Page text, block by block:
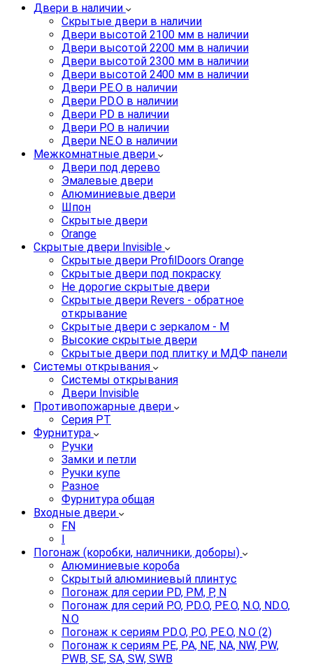
Двери в наличии
Скрытые двери в наличии
Двери высотой 2100 мм в наличии
Двери высотой 2200 мм в наличии
Двери высотой 2300 мм в наличии
Двери высотой 2400 мм в наличии
Двери PE.O в наличии
Двери PD.O в наличии
Двери PD в наличии
Двери P.O в наличии
Двери NE.O в наличии
Межкомнатные двери
Двери под дерево
Эмалевые двери
Алюминиевые двери
Шпон
Скрытые двери
Orange
Скрытые двери Invisible
Скрытые двери ProfilDoors Orange
Скрытые двери под покраску
Не дорогие скрытые двери
Скрытые двери Revers - обратное
открывание
Скрытые двери с зеркалом - M
Высокие скрытые двери
Скрытые двери под плитку и МДФ панели
Системы открывания
Системы открывания
Двери Invisible
Противопожарные двери
Серия PT
Фурнитура
Ручки
Замки и петли
Ручки купе
Разное
Фурнитура общая
Входные двери
FN
I
Погонаж (коробки, наличники, доборы)
Алюминиевые короба
Скрытый алюминиевый плинтус
Погонаж для серии PD, PM, P, N
Погонаж для серий P.O, PD.O, PE.O, N.O, ND.O,
N.O
Погонаж к сериям PD.O, P.O, PE.O, N.O (2)
Погонаж к сериям PE, PA, NE, NA, NW, PW,
PWB, SE, SA, SW, SWB